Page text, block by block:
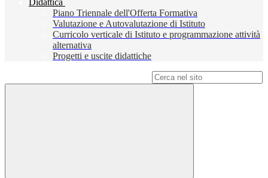
Didattica
Piano Triennale dell'Offerta Formativa
Valutazione e Autovalutazione di Istituto
Curricolo verticale di Istituto e programmazione attività
alternativa
Progetti e uscite didattiche